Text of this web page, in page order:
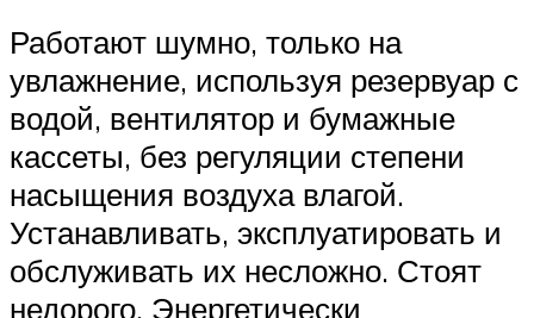
Работают шумно, только на
увлажнение, используя резервуар с
водой, вентилятор и бумажные
кассеты, без регуляции степени
насыщения воздуха влагой.
Устанавливать, эксплуатировать и
обслуживать их несложно. Стоят
недорого. Энергетически